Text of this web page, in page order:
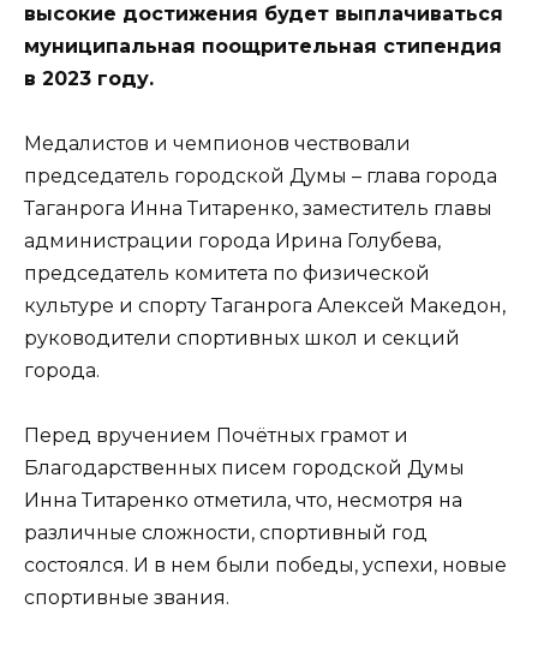
высокие достижения будет выплачиваться
муниципальная поощрительная стипендия
в 2023 году.
Медалистов и чемпионов чествовали
председатель городской Думы – глава города
Таганрога Инна Титаренко, заместитель главы
администрации города Ирина Голубева,
председатель комитета по физической
культуре и спорту Таганрога Алексей Македон,
руководители спортивных школ и секций
города.
Перед вручением Почётных грамот и
Благодарственных писем городской Думы
Инна Титаренко отметила, что, несмотря на
различные сложности, спортивный год
состоялся. И в нем были победы, успехи, новые
спортивные звания.